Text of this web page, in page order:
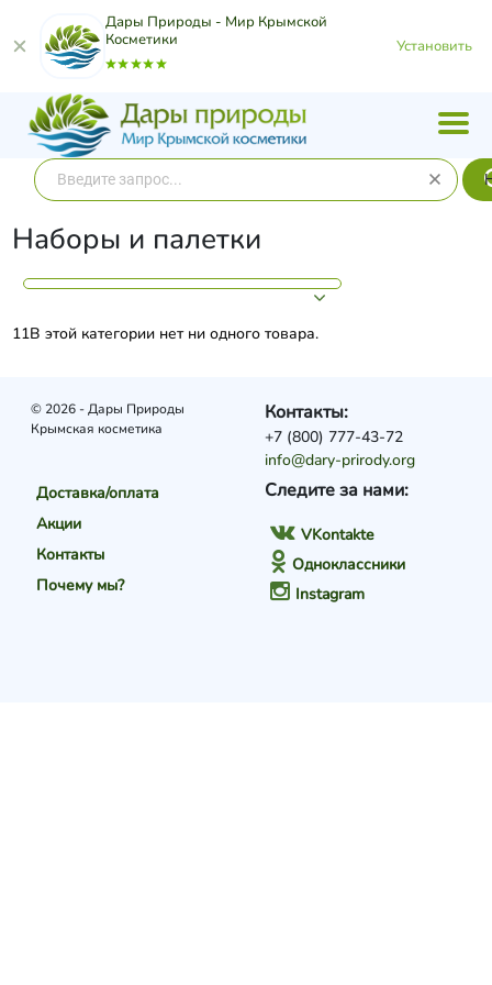
Дары Природы - Мир Крымской
Косметики
Установить
Наборы и палетки
11В этой категории нет ни одного товара.
© 2026 - Дары Природы
Крымская косметика
Доставка/оплата
Акции
Контакты
Почему мы?
Следите за нами:
VKontakte
Одноклассники
Instagram
Контакты:
+7 (800) 777-43-72
info@dary-prirody.org